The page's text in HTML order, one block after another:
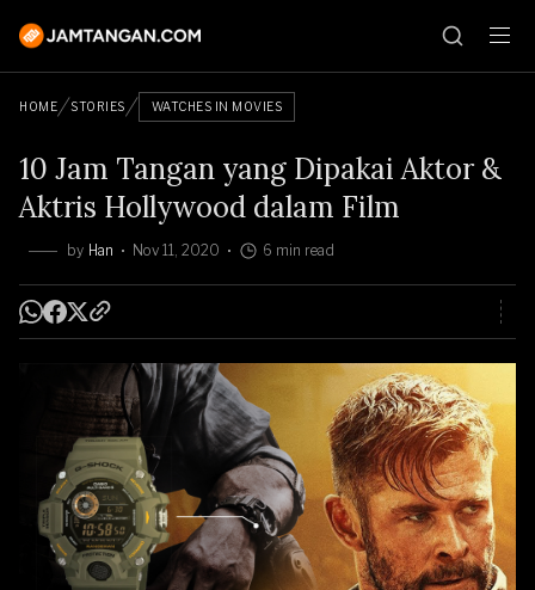
HOME STORIES WATCHES IN MOVIES
10 Jam Tangan yang Dipakai Aktor &
Aktris Hollywood dalam Film
by Han Nov 11, 2020 6 min read